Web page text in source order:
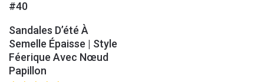
Sandales D’été À
Semelle Épaisse | Style
Féerique Avec Nœud
Papillon